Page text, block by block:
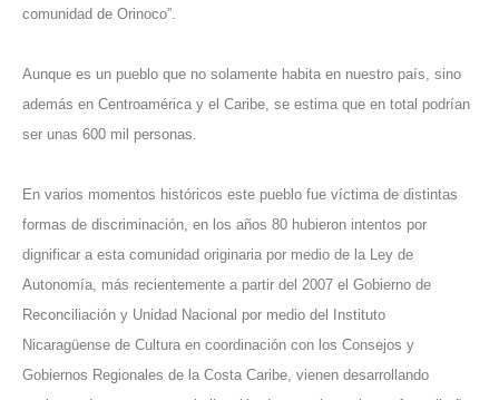
comunidad de Orinoco”.
Aunque es un pueblo que no solamente habita en nuestro país, sino
además en Centroamérica y el Caribe, se estima que en total podrían
ser unas 600 mil personas.
En varios momentos históricos este pueblo fue víctima de distintas
formas de discriminación, en los años 80 hubieron intentos por
dignificar a esta comunidad originaria por medio de la Ley de
Autonomía, más recientemente a partir del 2007 el Gobierno de
Reconciliación y Unidad Nacional por medio del Instituto
Nicaragüense de Cultura en coordinación con los Consejos y
Gobiernos Regionales de la Costa Caribe, vienen desarrollando